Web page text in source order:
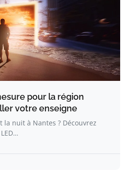
pour la région
votre enseigne
nuit à Nantes ? Découvrez